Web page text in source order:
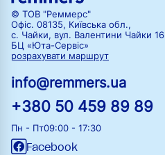
© ТОВ "Реммерс"
Офіс. 08135, Київська обл.,
с. Чайки, вул. Валентини Чайки 16
БЦ «Юта-Сервіс»
розрахувати маршрут
info@remmers.ua
+380 50 459 89 89
Пн - Пт09:00 - 17:30
Facebook